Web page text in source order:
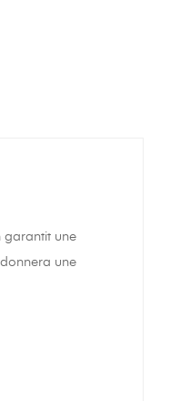
garantit une
une